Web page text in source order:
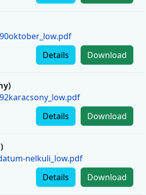
Download
Details
Download
Details
nelkuli_low.pdf
Download
Details